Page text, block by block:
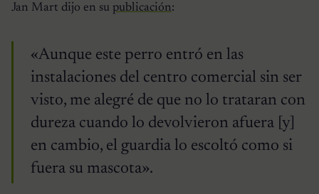
Jan Mart dijo en su publicación:
«Aunque este perro entró en las
instalaciones del centro comercial sin ser
visto, me alegré de que no lo trataran con
dureza cuando lo devolvieron afuera [y]
en cambio, el guardia lo escoltó como si
fuera su mascota».